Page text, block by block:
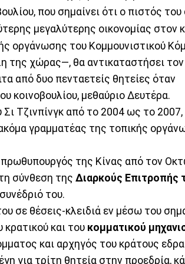
που σημαίνει ότι ο πιστός
μεγαλύτερης οικονομίας στον
οργάνωσης του Κομμουνιστικού
της χώρας—, θα αντικαταστήσει τον
από δυο πενταετείς θητείες όταν
κοινοβουλίου, μεθαύριο Δευτέρα.
Τζινπίνγκ από το 2004 ως το
γραμματέας της τοπικής
της Κίνας από τον
σύνθεση της Διαρκούς Επιτροπής
του.
σε θέσεις-κλειδιά εν μέσω του
και του κομματικού
και αρχηγός του κράτους
για τρίτη θητεία στην προεδρία,